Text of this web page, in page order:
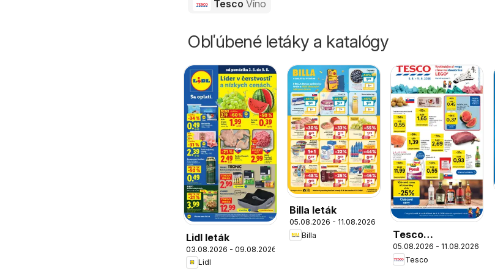
Tesco Víno
Obľúbené letáky a katalógy
Lidl leták
03.08.2026 - 09.08.2026
Lidl
Billa leták
05.08.2026 - 11.08.2026
Billa
Tesco
Hypermarket -
leták
05.08.2026 - 11.08.2026
Tesco